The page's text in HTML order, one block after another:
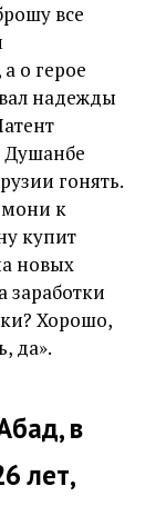
все
о герое
надежды
Душанбе
гонять.
к
купит
новых
заработки
Хорошо,
да».
в
лет,